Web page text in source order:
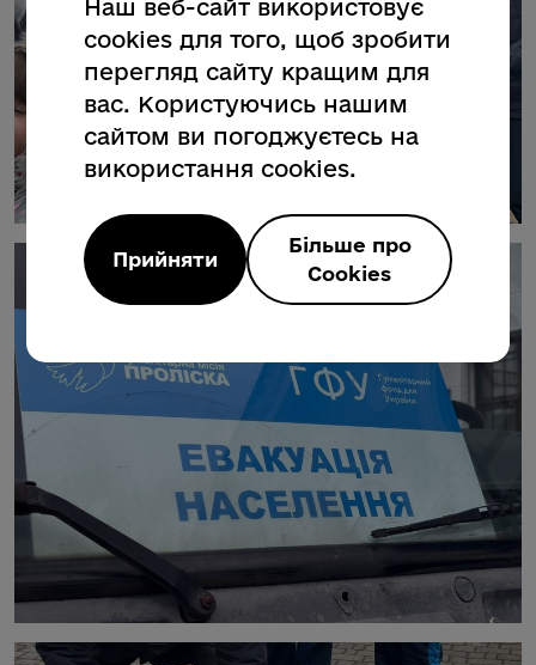
Наш веб-сайт використовує
cookies для того, щоб зробити
перегляд сайту кращим для
вас. Користуючись нашим
сайтом ви погоджуєтесь на
використання cookies.
Прийняти
Більше про
Cookies